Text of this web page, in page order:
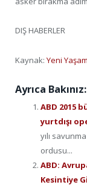
DIŞ HABERLER
Kaynak: Yeni Yaşam
Ayrıca Bakınız:
ABD 2015
yurtdışı
yılı
ordusu...
ABD:
Kesintiye